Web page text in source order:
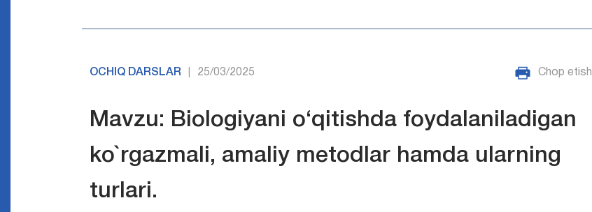
OCHIQ DARSLAR 25/03/2025 Chop etish
Mavzu: Biologiyani о‘qitishda foydalaniladigan
ko`rgazmali, amaliy metodlar hamda ularning
turlari.